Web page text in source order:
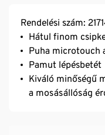
Rendelési szám:
Hátul finom
Puha microtouch
Pamut lépésbetét
Kiváló minőségű
a mosásállóság